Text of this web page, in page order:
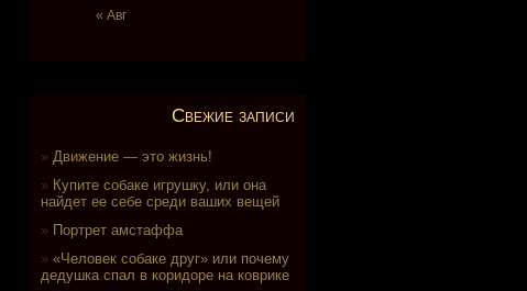
« Авг
Свежие записи
Движение — это жизнь!
Купите собаке игрушку, или она
найдет ее себе среди ваших вещей
Портрет амстаффа
«Человек собаке друг» или почему
дедушка спал в коридоре на коврике